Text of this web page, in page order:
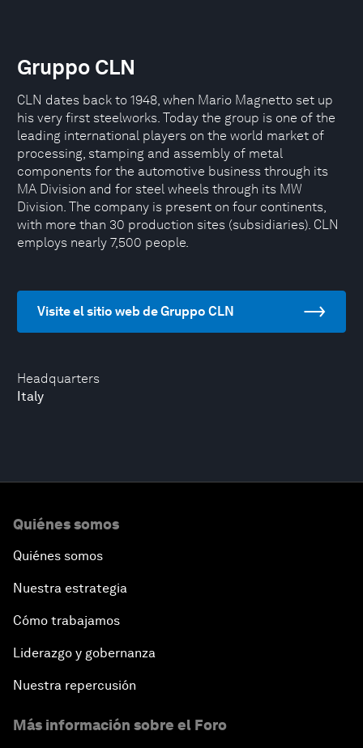
Headquarters
Italy
Gruppo CLN
CLN dates back to 1948, when Mario Magnetto set up
his very first steelworks. Today the group is one of the
leading international players on the world market of
processing, stamping and assembly of metal
components for the automotive business through its
MA Division and for steel wheels through its MW
Division. The company is present on four continents,
with more than 30 production sites (subsidiaries). CLN
employs nearly 7,500 people.
Visite el sitio web de Gruppo CLN
Quiénes somos
Quiénes somos
Nuestra estrategia
Cómo trabajamos
Liderazgo y gobernanza
Nuestra repercusión
Más información sobre el Foro